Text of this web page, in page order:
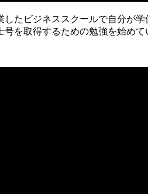
したビジネススクールで自分が
を取得するための勉強を始めて